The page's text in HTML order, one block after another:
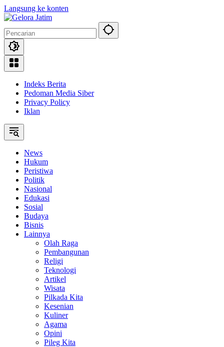
Langsung ke konten
Indeks Berita
Pedoman Media Siber
Privacy Policy
Iklan
News
Hukum
Peristiwa
Politik
Nasional
Edukasi
Sosial
Budaya
Bisnis
Lainnya
Olah Raga
Pembangunan
Religi
Teknologi
Artikel
Wisata
Pilkada Kita
Kesenian
Kuliner
Agama
Opini
Pileg Kita